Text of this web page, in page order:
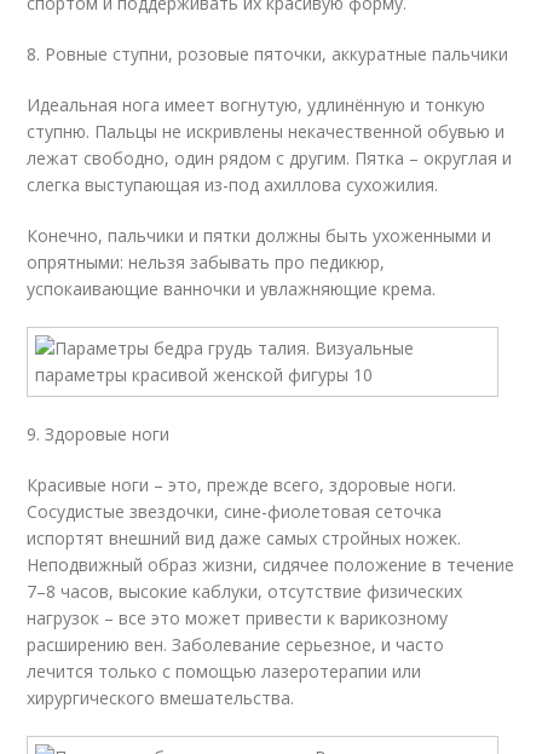
8. Ровные ступни, розовые пяточки, аккуратные пальчики
Идеальная нога имеет вогнутую, удлинённую и тонкую
ступню. Пальцы не искривлены некачественной обувью и
лежат свободно, один рядом с другим. Пятка – округлая и
слегка выступающая из-под ахиллова сухожилия.
Конечно, пальчики и пятки должны быть ухоженными и
опрятными: нельзя забывать про педикюр,
успокаивающие ванночки и увлажняющие крема.
9. Здоровые ноги
Красивые ноги – это, прежде всего, здоровые ноги.
Сосудистые звездочки, сине-фиолетовая сеточка
испортят внешний вид даже самых стройных ножек.
Неподвижный образ жизни, сидячее положение в течение
7–8 часов, высокие каблуки, отсутствие физических
нагрузок – все это может привести к варикозному
расширению вен. Заболевание серьезное, и часто
лечится только с помощью лазеротерапии или
хирургического вмешательства.